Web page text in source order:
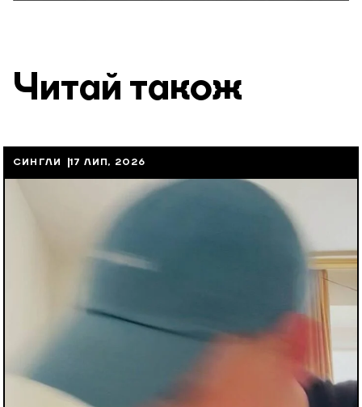
Читай також
СИНГЛИ 17 ЛИП, 2026